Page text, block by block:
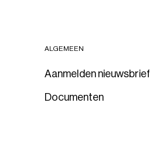
ALGEMEEN
Aanmelden nieuwsbrief
Documenten